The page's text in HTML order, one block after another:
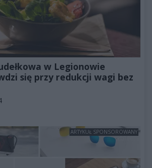
w Legionowie
się przy redukcji wagi bez
ARTYKUŁ SPONSOROWANY